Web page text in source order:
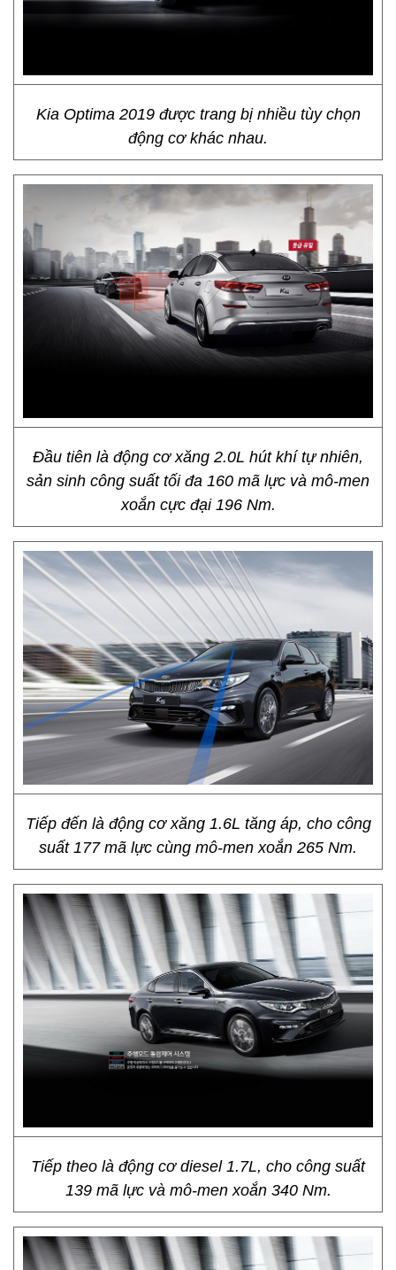
Kia Optima 2019 được trang bị nhiều tùy chọn
động cơ khác nhau.
Đầu tiên là động cơ xăng 2.0L hút khí tự nhiên,
sản sinh công suất tối đa 160 mã lực và mô-men
xoắn cực đại 196 Nm.
Tiếp đến là động cơ xăng 1.6L tăng áp, cho công
suất 177 mã lực cùng mô-men xoắn 265 Nm.
Tiếp theo là động cơ diesel 1.7L, cho công suất
139 mã lực và mô-men xoắn 340 Nm.